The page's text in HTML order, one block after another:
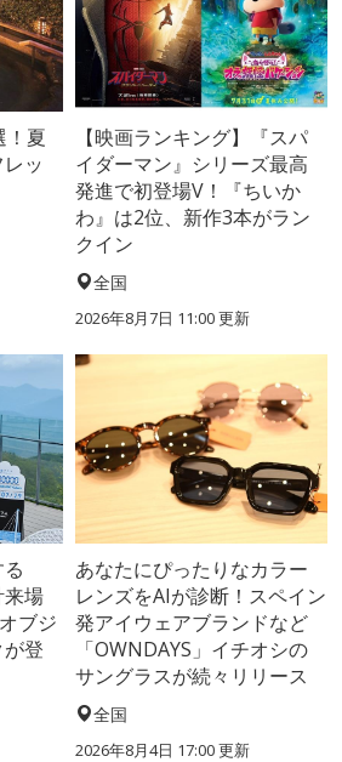
！夏
ッ
【映画ランキング】『スパ
イダーマン』シリーズ最高
発進で初登場V！『ちいか
わ』は2位、新作3本がラン
クイン
全国
2026年8月7日 11:00更新
来場
ブジ
登
あなたにぴったりなカラー
レンズをAIが診断！スペイン
発アイウェアブランドなど
「OWNDAYS」イチオシの
サングラスが続々リリース
全国
2026年8月4日 17:00更新